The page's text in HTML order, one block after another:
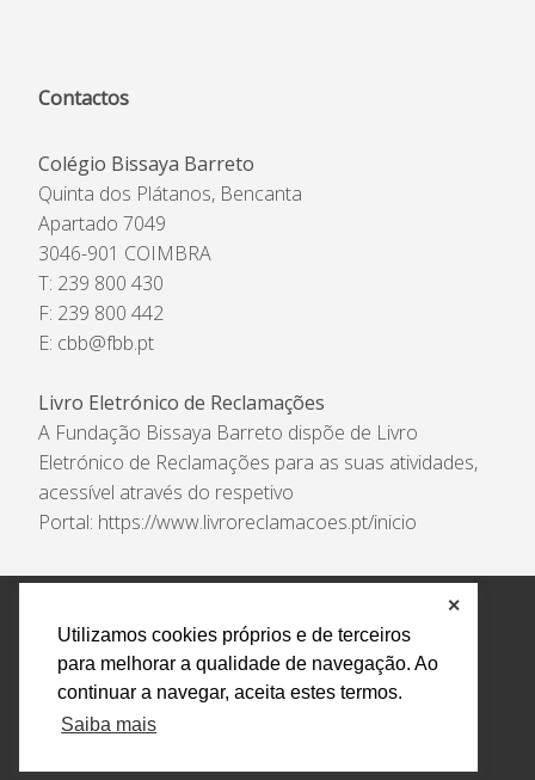
Utilizamos cookies próprios e de terceiros
para melhorar a qualidade de navegação. Ao
continuar a navegar, aceita estes termos.
Saiba mais
✕
Contactos
Colégio Bissaya Barreto
Quinta dos Plátanos, Bencanta
Apartado 7049
3046-901 COIMBRA
T: 239 800 430
F: 239 800 442
E: cbb@fbb.pt
Livro Eletrónico de Reclamações
A Fundação Bissaya Barreto dispõe de Livro
Eletrónico de Reclamações para as suas atividades,
acessível através do respetivo
Portal: https://www.livroreclamacoes.pt/inicio
Política de Privacidade e Tratamento de Dados
Encarregado de Proteção de Dados
Livro Eletrónico
de Reclamações
Canal de Denúncias
Todos os direitos reservados Design by AM. Developed by